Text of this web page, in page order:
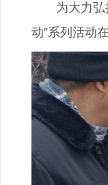
为大力弘扬
动”系列活动